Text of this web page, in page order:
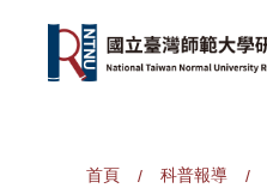
首頁 / 科普報導 /